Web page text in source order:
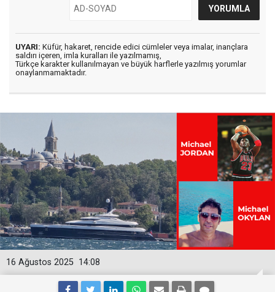
UYARI: Küfür, hakaret, rencide edici cümleler veya imalar, inançlara
saldırı içeren, imla kuralları ile yazılmamış,
Türkçe karakter kullanılmayan ve büyük harflerle yazılmış yorumlar
onaylanmamaktadır.
14:08
16 Ağustos 2025